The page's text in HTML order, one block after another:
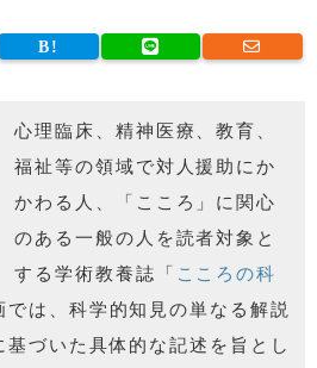
心理臨床、精神医療、教育、
福祉等の領域で対人援助にか
かわる人、「こころ」に関心
のある一般の人を読者対象と
する学術教養誌「 こころの科
では、科学的知見の単なる解説
づいた具体的な記述を旨とし